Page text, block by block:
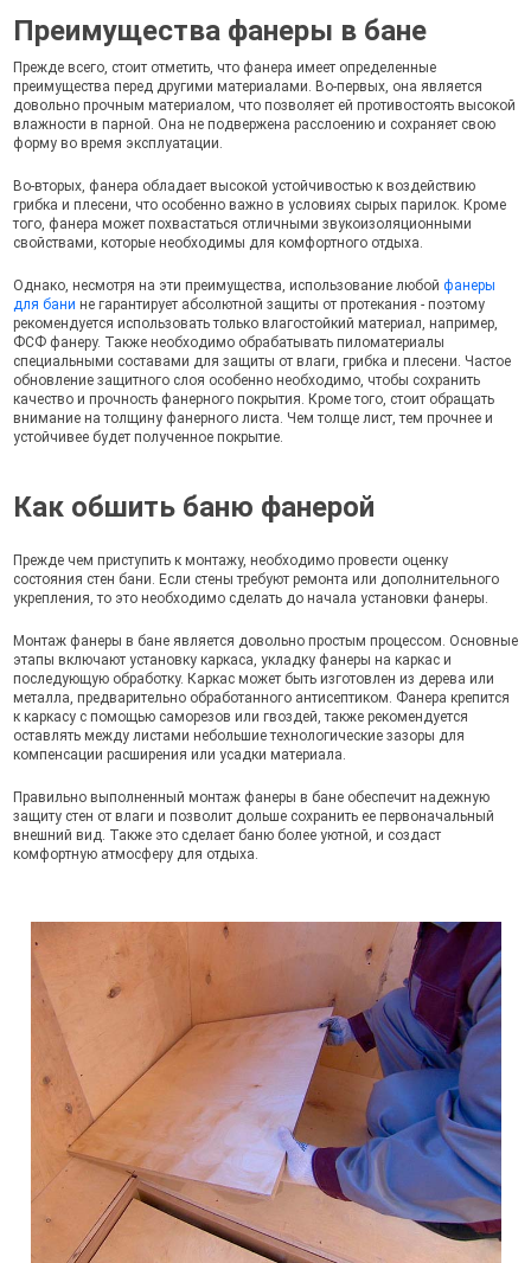
Преимущества фанеры в бане
Прежде всего, стоит отметить, что фанера имеет определенные
преимущества перед другими материалами. Во-первых, она является
довольно прочным материалом, что позволяет ей противостоять высокой
влажности в парной. Она не подвержена расслоению и сохраняет свою
форму во время эксплуатации.
Во-вторых, фанера обладает высокой устойчивостью к воздействию
грибка и плесени, что особенно важно в условиях сырых парилок. Кроме
того, фанера может похвастаться отличными звукоизоляционными
свойствами, которые необходимы для комфортного отдыха.
Однако, несмотря на эти преимущества, использование любой фанеры
для бани не гарантирует абсолютной защиты от протекания - поэтому
рекомендуется использовать только влагостойкий материал, например,
ФСФ фанеру. Также необходимо обрабатывать пиломатериалы
специальными составами для защиты от влаги, грибка и плесени. Частое
обновление защитного слоя особенно необходимо, чтобы сохранить
качество и прочность фанерного покрытия. Кроме того, стоит обращать
внимание на толщину фанерного листа. Чем толще лист, тем прочнее и
устойчивее будет полученное покрытие.
Как обшить баню фанерой
Прежде чем приступить к монтажу, необходимо провести оценку
состояния стен бани. Если стены требуют ремонта или дополнительного
укрепления, то это необходимо сделать до начала установки фанеры.
Монтаж фанеры в бане является довольно простым процессом. Основные
этапы включают установку каркаса, укладку фанеры на каркас и
последующую обработку. Каркас может быть изготовлен из дерева или
металла, предварительно обработанного антисептиком. Фанера крепится
к каркасу с помощью саморезов или гвоздей, также рекомендуется
оставлять между листами небольшие технологические зазоры для
компенсации расширения или усадки материала.
Правильно выполненный монтаж фанеры в бане обеспечит надежную
защиту стен от влаги и позволит дольше сохранить ее первоначальный
внешний вид. Также это сделает баню более уютной, и создаст
комфортную атмосферу для отдыха.